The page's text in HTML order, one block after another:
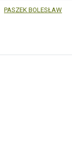
PASZEK BOLESŁAW